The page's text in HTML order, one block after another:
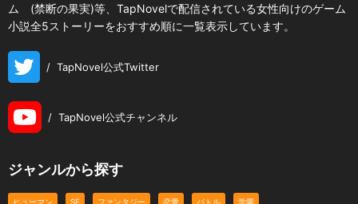
ム (禁断の果実)等、TapNovelで配信されている女性向けのゲーム
小説全5ストーリーをおすすめ順に一覧表示しています。
/ TapNovel公式Twitter
/ TapNovel公式チャンネル
ジャンルから探す
ヒューマン SF ファンタジー 恋愛 バトル 学園